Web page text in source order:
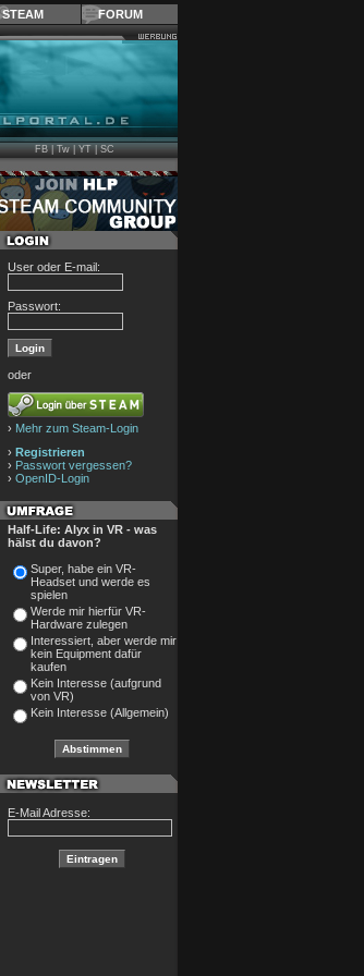
STEAM FORUM
FB|Tw|YT|SC
User oder E-mail:
Passwort:
oder
› Mehr zum Steam-Login
› Registrieren
› Passwort vergessen?
› OpenID-Login
Half-Life: Alyx in VR - was
hälst du davon?
Super, habe ein VR-
Headset und werde es
spielen
Werde mir hierfür VR-
Hardware zulegen
Interessiert, aber werde mir
kein Equipment dafür
kaufen
Kein Interesse (aufgrund
von VR)
Kein Interesse (Allgemein)
E-Mail Adresse: